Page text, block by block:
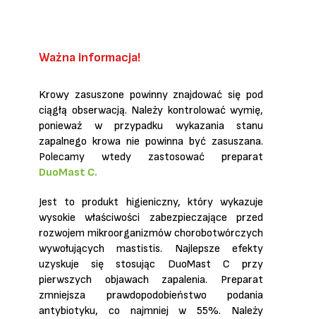
Ważna informacja!
Krowy zasuszone powinny znajdować się pod
ciągłą obserwacją. Należy kontrolować wymię,
ponieważ w przypadku wykazania stanu
zapalnego krowa nie powinna być zasuszana.
Polecamy wtedy zastosować preparat
DuoMast C.
Jest to produkt higieniczny, który wykazuje
wysokie właściwości zabezpieczające przed
rozwojem mikroorganizmów chorobotwórczych
wywołujących mastistis. Najlepsze efekty
uzyskuje się stosując DuoMast C przy
pierwszych objawach zapalenia. Preparat
zmniejsza prawdopodobieństwo podania
antybiotyku, co najmniej w 55%. Należy